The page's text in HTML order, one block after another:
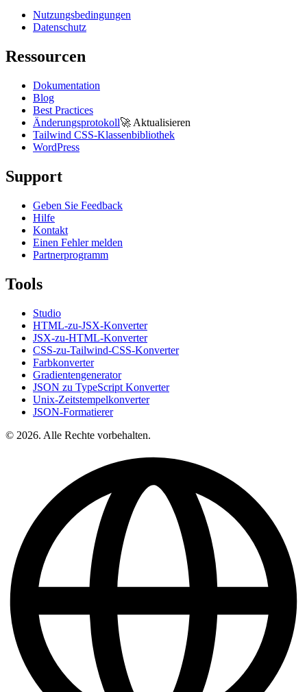
Nutzungsbedingungen
Datenschutz
Ressourcen
Dokumentation
Blog
Best Practices
Änderungsprotokoll🚀 Aktualisieren
Tailwind CSS-Klassenbibliothek
WordPress
Support
Geben Sie Feedback
Hilfe
Kontakt
Einen Fehler melden
Partnerprogramm
Tools
Studio
HTML-zu-JSX-Konverter
JSX-zu-HTML-Konverter
CSS-zu-Tailwind-CSS-Konverter
Farbkonverter
Gradientengenerator
JSON zu TypeScript Konverter
Unix-Zeitstempelkonverter
JSON-Formatierer
© 2026. Alle Rechte vorbehalten.